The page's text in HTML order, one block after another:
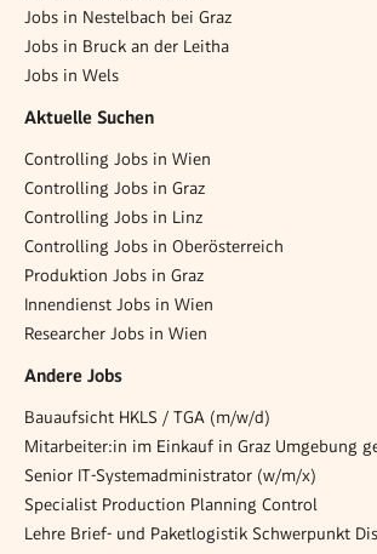
Jobs in Nestelbach bei Graz
Jobs in Bruck an der Leitha
Jobs in Wels
Aktuelle Suchen
Controlling Jobs in Wien
Controlling Jobs in Graz
Controlling Jobs in Linz
Controlling Jobs in Oberösterreich
Produktion Jobs in Graz
Innendienst Jobs in Wien
Researcher Jobs in Wien
Andere Jobs
Bauaufsicht HKLS / TGA (m/w/d)
Mitarbeiter:in im Einkauf in Graz Umgebung
Senior IT-Systemadministrator (w/m/x)
Specialist Production Planning Control